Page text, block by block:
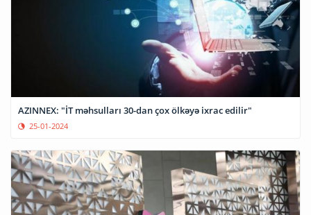
AZINNEX: "İT məhsulları 30-dan çox ölkəyə ixrac edilir"
25-01-2024